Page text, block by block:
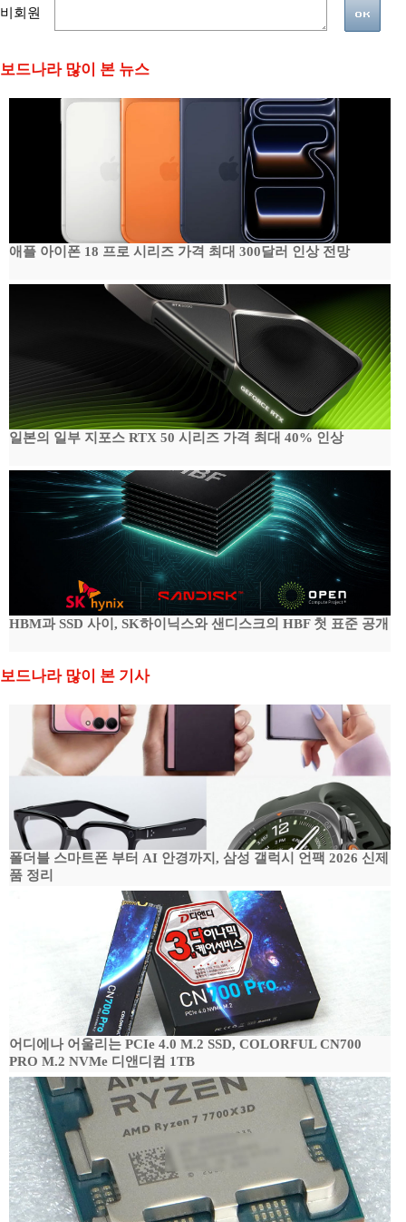
비회원
보드나라 많이 본 뉴스
애플 아이폰 18 프로 시리즈 가격 최대 300달러 인상 전망
일본의 일부 지포스 RTX 50 시리즈 가격 최대 40% 인상
HBM과 SSD 사이, SK하이닉스와 샌디스크의 HBF 첫 표준 공개
보드나라 많이 본 기사
폴더블 스마트폰 부터 AI 안경까지, 삼성 갤럭시 언팩 2026 신제
품 정리
어디에나 어울리는 PCIe 4.0 M.2 SSD, COLORFUL CN700
PRO M.2 NVMe 디앤디컴 1TB